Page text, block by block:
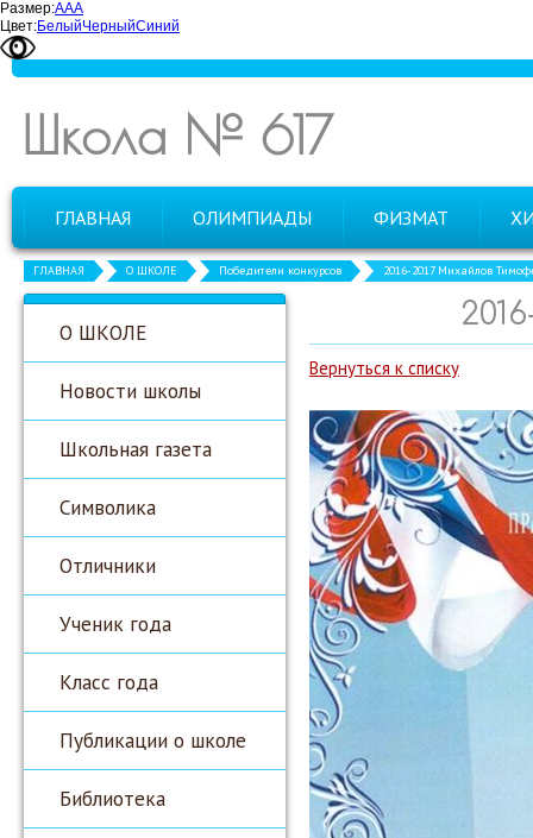
Размер:ААА
Цвет:БелыйЧерныйСиний
Школа № 617
ГЛАВНАЯ ОЛИМПИАДЫ ФИЗМАТ
ГЛАВНАЯ О ШКОЛЕ Победители конкурсов 2016-2017 Михайлов
О ШКОЛЕ
Новости школы
Школьная газета
Символика
Отличники
Ученик года
Класс года
Публикации о школе
Библиотека
Вернуться к списку